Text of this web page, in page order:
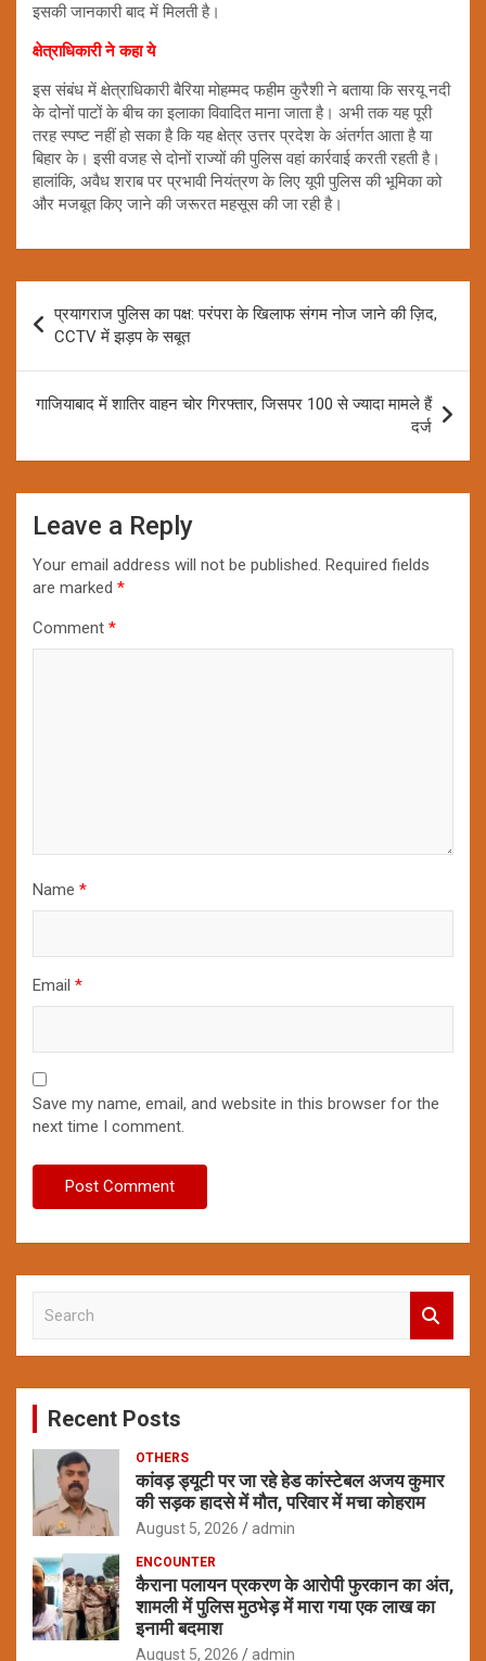
इसकी जानकारी बाद में मिलती है।
क्षेत्राधिकारी ने कहा ये
इस संबंध में क्षेत्राधिकारी बैरिया मोहम्मद फहीम कुरैशी ने बताया कि सरयू नदी
के दोनों पाटों के बीच का इलाका विवादित माना जाता है। अभी तक यह पूरी
तरह स्पष्ट नहीं हो सका है कि यह क्षेत्र उत्तर प्रदेश के अंतर्गत आता है या
बिहार के। इसी वजह से दोनों राज्यों की पुलिस वहां कार्रवाई करती रहती है।
हालांकि, अवैध शराब पर प्रभावी नियंत्रण के लिए यूपी पुलिस की भूमिका को
और मजबूत किए जाने की जरूरत महसूस की जा रही है।
navigation
प्रयागराज पुलिस का पक्ष: परंपरा के खिलाफ संगम नोज जाने की ज़िद,
CCTV में झड़प के सबूत
गाजियाबाद में शातिर वाहन चोर गिरफ्तार, जिसपर 100 से ज्यादा मामले हैं
दर्ज
Leave a Reply
Your email address will not be published. Required fields
are marked *
Comment *
Name *
Email *
Save my name, email, and website in this browser for the
next time I comment.
c
Recent Posts
OTHERS
कांवड़ ड्यूटी पर जा रहे हेड कांस्टेबल अजय कुमार
की सड़क हादसे में मौत, परिवार में मचा कोहराम
August 5, 2026 admin
ENCOUNTER
कैराना पलायन प्रकरण के आरोपी फुरकान का अंत,
शामली में पुलिस मुठभेड़ में मारा गया एक लाख का
इनामी बदमाश
August 5, 2026 admin